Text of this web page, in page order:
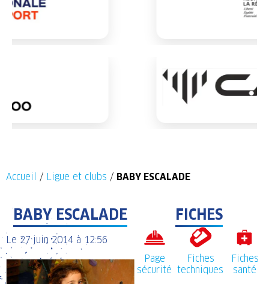
Accueil / Ligue et clubs / BABY ESCALADE
BABY ESCALADE
Le 27 juin 2014 à 12:56
FICHES
Page
sécurité
Fiches
techniques
Fiches
santé